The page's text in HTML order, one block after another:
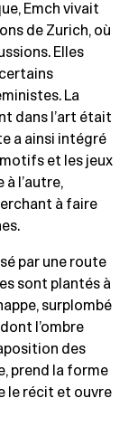
Emch vivait
de Zurich, où
Elles
La
dans l’art était
a ainsi intégré
et les jeux
l’autre,
à faire
par une route
sont plantés à
surplombé
l’ombre
des
prend la forme
le récit et ouvre